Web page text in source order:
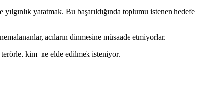
yaratmak. Bu başarıldığında toplumu istenen hedefe
acıların dinmesine müsaade etmiyorlar.
terörle, kim ne elde edilmek isteniyor.